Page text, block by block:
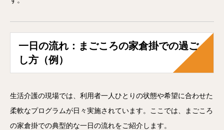
一日の流れ：まごころの家倉掛での過ご
し方（例）
生活介護の現場では、利用者一人ひとりの状態や希望に合わせた
柔軟なプログラムが日々実施されています。ここでは、まごころ
の家倉掛での典型的な一日の流れをご紹介します。